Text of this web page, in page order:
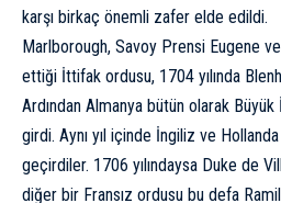
karşı birkaç önemli zafer elde edildi.
Marlborough, Savoy Prensi Eugene
ettiği İttifak ordusu, 1704 yılında
Ardından Almanya bütün olarak Büyük
girdi. Aynı yıl içinde İngiliz ve
geçirdiler. 1706 yılındaysa Duke de
diğer bir Fransız ordusu bu defa